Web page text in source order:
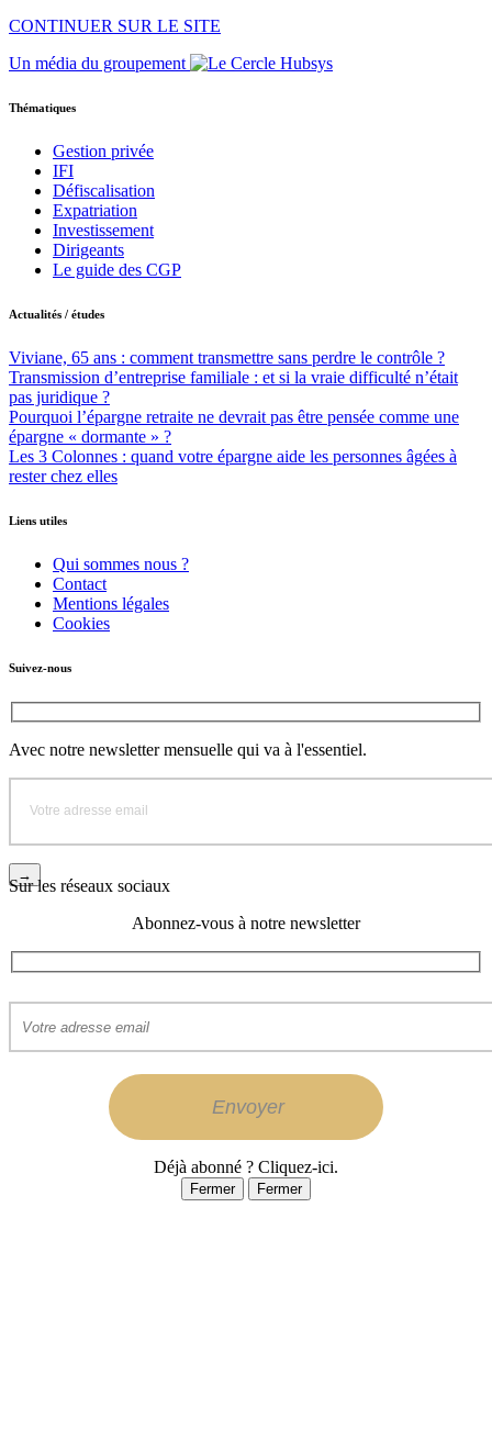
CONTINUER SUR LE SITE
Un média du groupement
Thématiques
Gestion privée
IFI
Défiscalisation
Expatriation
Investissement
Dirigeants
Le guide des CGP
Actualités / études
Viviane, 65 ans : comment transmettre sans perdre le contrôle ?
Transmission d’entreprise familiale : et si la vraie difficulté n’était
pas juridique ?
Pourquoi l’épargne retraite ne devrait pas être pensée comme une
épargne « dormante » ?
Les 3 Colonnes : quand votre épargne aide les personnes âgées à
rester chez elles
Liens utiles
Qui sommes nous ?
Contact
Mentions légales
Cookies
Suivez-nous
Avec notre newsletter mensuelle qui va à l'essentiel.
Sur les réseaux sociaux
Abonnez-vous à notre newsletter
Déjà abonné ? Cliquez-ici.
Fermer Fermer